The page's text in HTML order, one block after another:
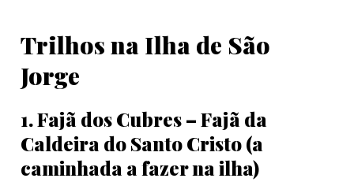
Trilhos na Ilha de São
Jorge
1. Fajã dos Cubres – Fajã da
Caldeira do Santo Cristo (a
caminhada a fazer na ilha)